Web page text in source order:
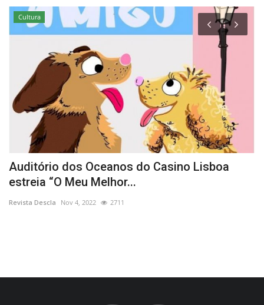
Cultura
Auditório dos Oceanos do Casino Lisboa
estreia “O Meu Melhor...
Revista Descla Nov 4, 2022 2711